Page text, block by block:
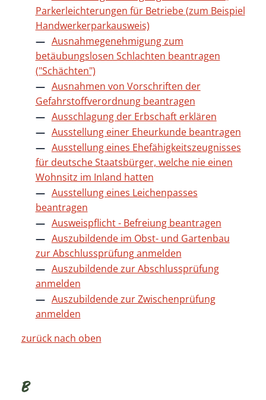
Parkerleichterungen für Betriebe (zum Beispiel
Handwerkerparkausweis)
Ausnahmegenehmigung zum
betäubungslosen Schlachten beantragen
("Schächten")
Ausnahmen von Vorschriften der
Gefahrstoffverordnung beantragen
Ausschlagung der Erbschaft erklären
Ausstellung einer Eheurkunde beantragen
Ausstellung eines Ehefähigkeitszeugnisses
für deutsche Staatsbürger, welche nie einen
Wohnsitz im Inland hatten
Ausstellung eines Leichenpasses
beantragen
Ausweispflicht - Befreiung beantragen
Auszubildende im Obst- und Gartenbau
zur Abschlussprüfung anmelden
Auszubildende zur Abschlussprüfung
anmelden
Auszubildende zur Zwischenprüfung
anmelden
zurück nach oben
B